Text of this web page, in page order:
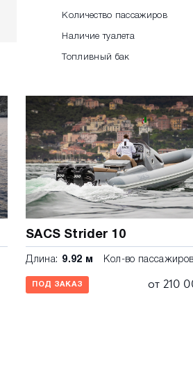
Количество пассажиров
Наличие туалета
Топливный бак
SACS Strider 10
Длина: 9.92 м Кол-во
ПОД ЗАКАЗ от 210